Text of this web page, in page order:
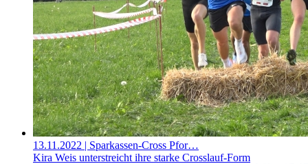
13.11.2022 | Sparkassen-Cross Pfor…
Kira Weis unterstreicht ihre starke Crosslauf-Form